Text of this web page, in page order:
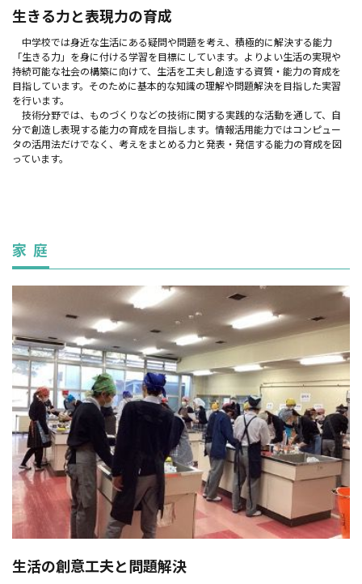
生きる力と表現力の育成
中学校では身近な生活にある疑問や問題を考え、積極的に解決する能力
「生きる力」を身に付ける学習を目標にしています。よりよい生活の実現や
持続可能な社会の構築に向けて、生活を工夫し創造する資質・能力の育成を
目指しています。そのために基本的な知識の理解や問題解決を目指した実習
を行います。
技術分野では、ものづくりなどの技術に関する実践的な活動を通して、自
分で創造し表現する能力の育成を目指します。情報活用能力ではコンピュー
タの活用法だけでなく、考えをまとめる力と発表・発信する能力の育成を図
っています。
家 庭
生活の創意工夫と問題解決